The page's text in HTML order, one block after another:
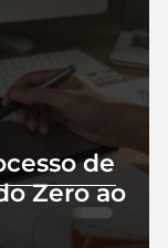
de
Zero ao